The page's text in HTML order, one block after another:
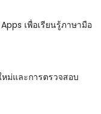
เพื่อเรียนรู้ภาษามือ
ม่และการตรวจสอบ